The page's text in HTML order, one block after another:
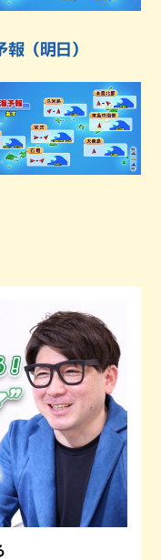
報（明日）